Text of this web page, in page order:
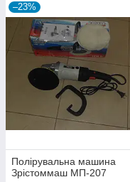
–23%
Полірувальна машина
Зрістоммаш МП-207